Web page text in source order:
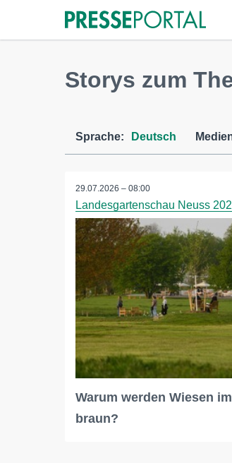
Storys zum
Sprache: Deutsch
29.07.2026 – 08:00
Landesgartenschau Neuss
Warum werden Wiesen
braun?